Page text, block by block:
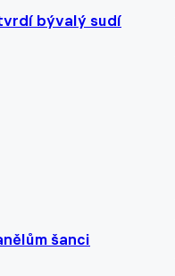
bývalý sudí
šanci